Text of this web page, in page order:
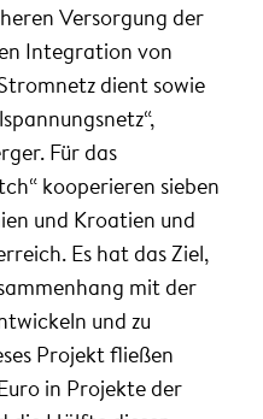
Versorgung der
Integration von
dient sowie
Für das
kooperieren sieben
und Kroatien und
Es hat das Ziel,
mit der
und zu
Projekt fließen
in Projekte der